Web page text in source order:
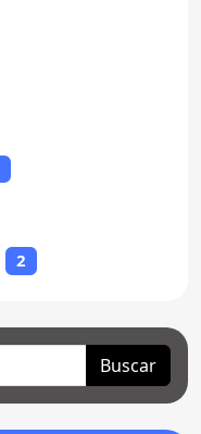
2
Buscar